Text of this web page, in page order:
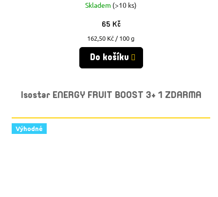
Skladem (>10 ks)
65 Kč
Měrná
cena:
162,50 Kč / 100 g
Do košíku
Isostar ENERGY FRUIT BOOST 3+ 1 ZDARMA
Výhodné